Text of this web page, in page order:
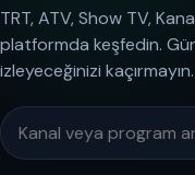
TRT, ATV, Show TV,
platformda keşfedin.
izleyeceğinizi kaçırmayın.